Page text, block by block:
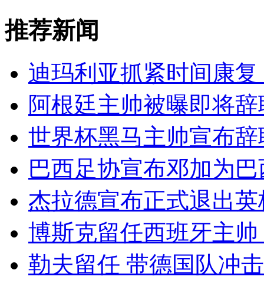
推荐新闻
迪玛利亚抓紧时间康
阿根廷主帅被曝即将
世界杯黑马主帅宣布辞
巴西足协宣布邓加为
杰拉德宣布正式退出
博斯克留任西班牙主
勒夫留任 带德国队冲